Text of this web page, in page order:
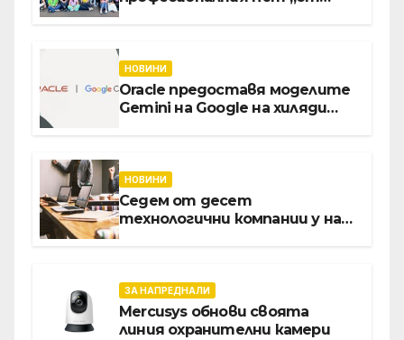
директор Асен Великов
НОВИНИ
Oracle предоставя моделите
Gemini на Google на хиляди
НОВИНИ
Седем от десет
технологични компании у нас
ЗА НАПРЕДНАЛИ
Mercusys обнови своята
линия охранителни камери